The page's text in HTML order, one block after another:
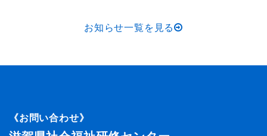
お知らせ一覧を見る
《お問い合わせ》